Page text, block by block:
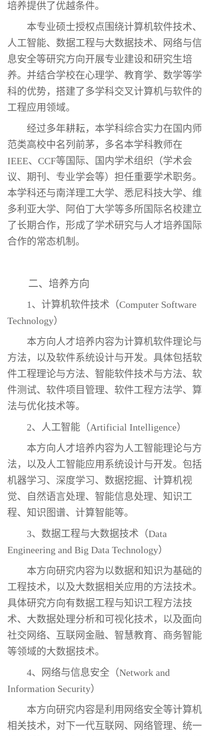
培养提供了优越条件。
本专业硕士授权点围绕计算机软件技术、
人工智能、 数据工程与大数据技术、
网络与信
息安全等研究方向开展专业建设和研究生培
养。 并结合学校在心理学、教育学、数学等学
科的优势，搭建了多学科交叉计算机与软件的
工程应用领域。
经过多年耕耘， 本学科综合实力在国内师
范类高校中名列前茅，多名本学科教师在
IEEE、CCF等 国际、国内学术组织（学术会
议、期刊、专业学会等）担任重要学术职务。
本学科还与南洋理工大学、悉尼科技大学、维
多利亚大学、阿伯丁大学等多所国际名校建立
了长期合作，形成了学术研究与人才培养国际
合作的常态机制。
二、培养方向
1、计算机软件技术（Computer Software
Technology）
本方向人才培养内容为计算机软件理论与
方法，以及软件系统设计与开发。具体包括软
件工程理论与方法、智能软件技术与方法、软
件测试、软件项目管理、软件工程方法学、算
法与优化技术等。
2、人工智能（Artificial Intelligence）
本方向人才培养内容为人工智能理论与方
法，以及人工智能应用系统设计与开发。 包括
机器学习、深度学习、数据挖掘、计算机视
觉、自然语言处理、智能信息处理、知识工
程、知识图谱、计算智能等。
3、数据工程与大数据技术（Data
Engineering and Big Data Technology）
本方向研究内容为以数据和知识为基础的
工程技术，以及大数据相关应用的方法技术。
具体研究方向有数据工程与知识工程方法技
术、 大数据处理分析和可视化技术，以及面向
社交网络、互联网金融、智慧教育、 商务智能
等领域的大数据技术。
4、网络与信息安全（Network and
Information Security）
本方向研究内容是利用网络安全等计算机
相关技术，对下一代互联网、网络管理、统一